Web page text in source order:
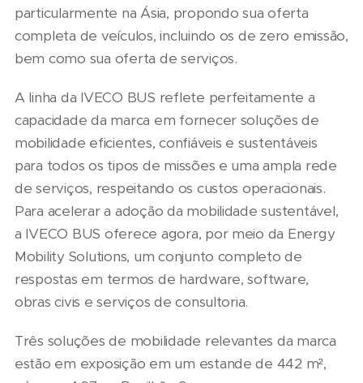
particularmente na Ásia, propondo sua oferta
completa de veículos, incluindo os de zero emissão,
bem como sua oferta de serviços.
A linha da IVECO BUS reflete perfeitamente a
capacidade da marca em fornecer soluções de
mobilidade eficientes, confiáveis e sustentáveis
para todos os tipos de missões e uma ampla rede
de serviços, respeitando os custos operacionais.
Para acelerar a adoção da mobilidade sustentável,
a IVECO BUS oferece agora, por meio da Energy
Mobility Solutions, um conjunto completo de
respostas em termos de hardware, software,
obras civis e serviços de consultoria.
Três soluções de mobilidade relevantes da marca
estão em exposição em um estande de 442 m²,